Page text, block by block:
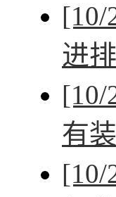
[10/
进
[10/
有
[10/